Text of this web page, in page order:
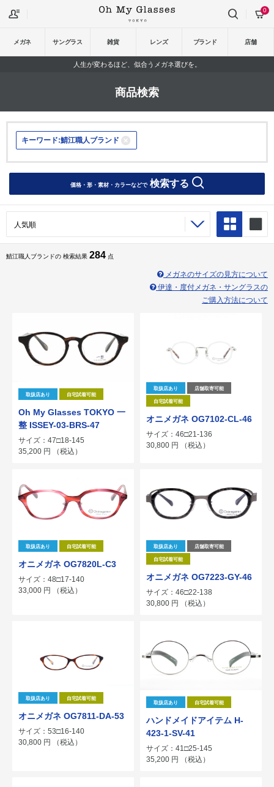
メガネ サングラス 雑貨 レンズ ブランド 店舗
0
人生が変わるほど、似合うメガネ選びを。
商品検索
キーワード:鯖江職人ブランド
価格・形・素材・カラーなどで検索する
鯖江職人ブランドの 検索結果 284 点
メガネのサイズの見方について
伊達・度付メガネ・サングラスの
ご購入方法について
取扱店あり 自宅試着可能
Oh My Glasses TOKYO 一
整 ISSEY-03-BRS-47
サイズ：47□18-145
35,200 円 （税込）
取扱店あり 店舗取寄可能
自宅試着可能
オニメガネ OG7102-CL-46
サイズ：46□21-136
30,800 円 （税込）
取扱店あり 自宅試着可能
オニメガネ OG7820L-C3
サイズ：48□17-140
33,000 円 （税込）
取扱店あり 店舗取寄可能
自宅試着可能
オニメガネ OG7223-GY-46
サイズ：46□22-138
30,800 円 （税込）
取扱店あり 自宅試着可能
オニメガネ OG7811-DA-53
サイズ：53□16-140
30,800 円 （税込）
取扱店あり 自宅試着可能
ハンドメイドアイテム H-
423-1-SV-41
サイズ：41□25-145
35,200 円 （税込）